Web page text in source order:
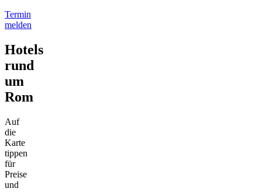
Termin
melden
Hotels
rund
um
Rom
Auf
die
Karte
tippen
für
Preise
und